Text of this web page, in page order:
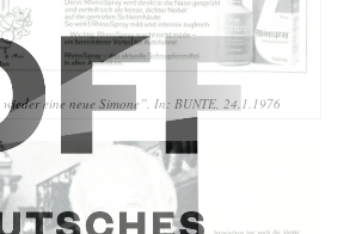
wieder eine neue Simone”. In: BUNTE, 24.1.1976